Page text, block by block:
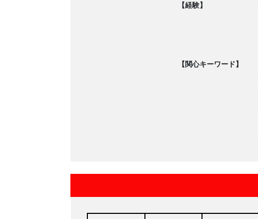
【経験】
【関心キーワード】